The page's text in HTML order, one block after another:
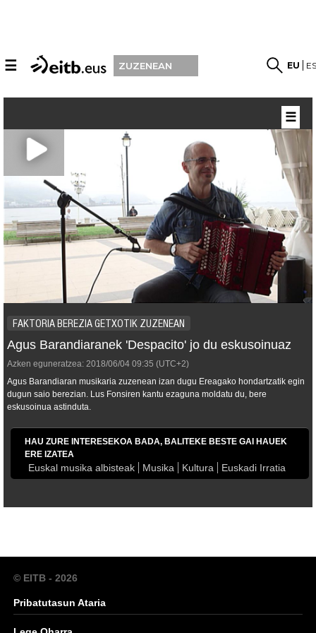
☰ ZUZENEAN EU
FAKTORIA BEREZIA GETXOTIK ZUZENEAN
Agus Barandiaranek 'Despacito' jo du eskusoinuaz
Azken eguneratzea: 2018/06/04 09:35 (UTC+2)
Agus Barandiaran musikaria zuzenean izan dugu Ereagako hondartzatik egin
dugun saio berezian. Lus Fonsiren kantu ezaguna moldatu du, bere
eskusoinua astinduta.
HAU ZURE INTERESEKOA BADA, BALITEKE BESTE GAI HAUEK
ERE IZATEA
Euskal musika albisteak Musika Kultura Euskadi Irratia
☰
© EITB - 2026
Pribatutasun Ataria